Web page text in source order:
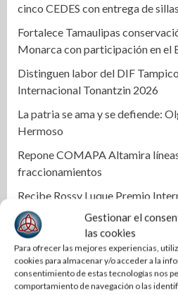
Gestionar el
las cookies
Para ofrecer las mejores experiencias,
cookies para almacenar y/o acceder a la
consentimiento de estas tecnologías nos
comportamiento de navegación o las
cinco CEDES con entrega de
Fortalece Tamaulipas
Monarca con participación en el
Distinguen labor del DIF
Internacional Tonantzin 2026
La patria se ama y se defiende:
Hermoso
Repone COMAPA Altamira
fraccionamientos
Recibe Rossy Luque Premio
quinto año consecutivo
Señal Política | En Rio Bravo se
cultura de Tamaulipas: Miguel
Abraham Vargas Hernández se